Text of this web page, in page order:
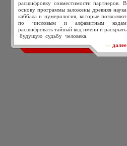
расшифровку совместимости партнеров. В
основу программы заложены древняя наука
каббала и нумерология, которые позволяют
по числовым и алфавитным кодам
расшифровать тайный код имени и раскрыть
будущую судьбу человека.
>> далее